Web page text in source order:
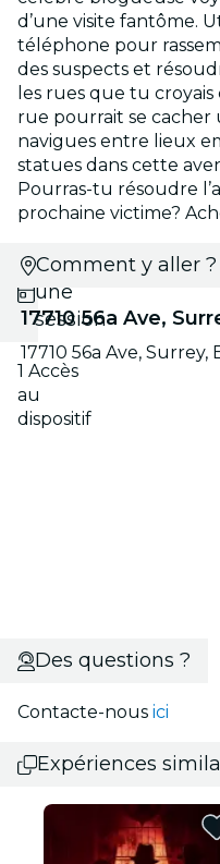
d’une visite fantôme.
téléphone pour
des suspects et
les rues que tu
rue pourrait se cacher
navigues entre lieux
statues dans cette
Pourras-tu résoudre
prochaine victime?
Choisis
une
session
1 Accès
au
dispositif
Comment y aller ?
17710 56a Ave,
17710 56a Ave, Surrey,
Des questions ?
Contacte-nous ici
Expériences